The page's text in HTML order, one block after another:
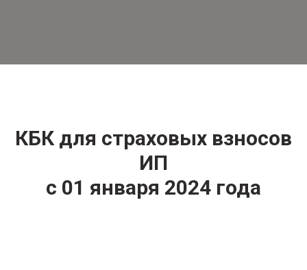
КБК для страховых взносов
ИП
с 01 января 2024 года